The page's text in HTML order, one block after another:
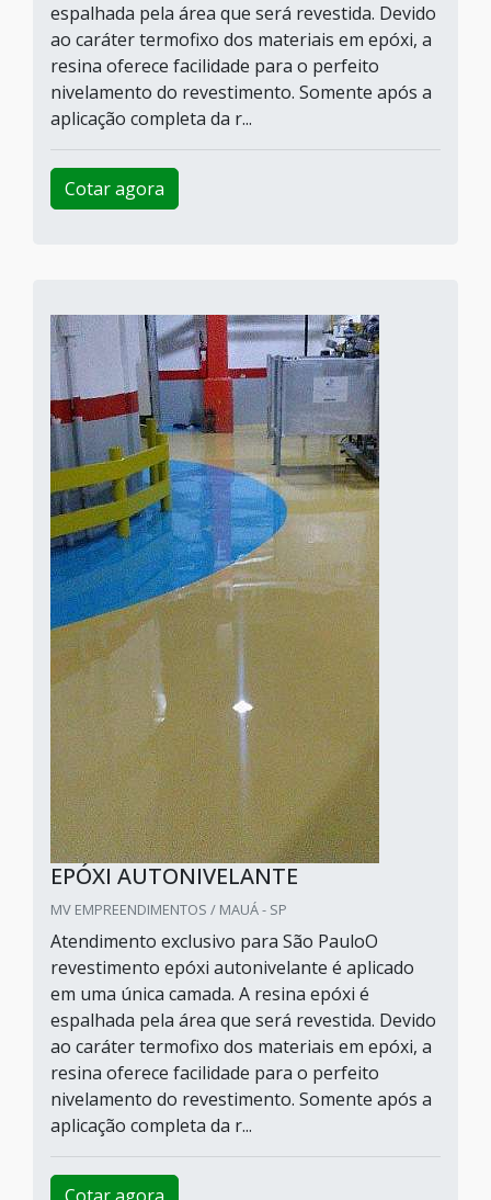
espalhada pela área que será revestida. Devido
ao caráter termofixo dos materiais em epóxi, a
resina oferece facilidade para o perfeito
nivelamento do revestimento. Somente após a
aplicação completa da r...
Cotar agora
EPÓXI AUTONIVELANTE
MV EMPREENDIMENTOS / MAUÁ - SP
Atendimento exclusivo para São PauloO
revestimento epóxi autonivelante é aplicado
em uma única camada. A resina epóxi é
espalhada pela área que será revestida. Devido
ao caráter termofixo dos materiais em epóxi, a
resina oferece facilidade para o perfeito
nivelamento do revestimento. Somente após a
aplicação completa da r...